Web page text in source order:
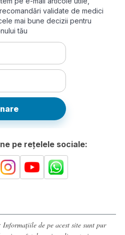
validate de medici
mai bune decizii pentru
tău
pe rețelele sociale:
Informațiile de pe acest site sunt pur